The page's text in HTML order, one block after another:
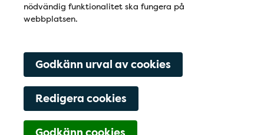
nödvändig funktionalitet ska fungera på
webbplatsen.
Godkänn urval av cookies
Redigera cookies